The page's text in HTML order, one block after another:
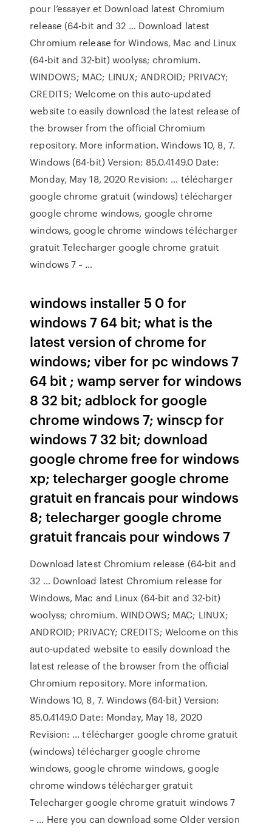
pour l’essayer et Download latest Chromium
release (64-bit and 32 … Download latest
Chromium release for Windows, Mac and Linux
(64-bit and 32-bit) woolyss; chromium.
WINDOWS; MAC; LINUX; ANDROID; PRIVACY;
CREDITS; Welcome on this auto-updated
website to easily download the latest release of
the browser from the official Chromium
repository. More information. Windows 10, 8, 7.
Windows (64-bit) Version: 85.0.4149.0 Date:
Monday, May 18, 2020 Revision: … télécharger
google chrome gratuit (windows) télécharger
google chrome windows, google chrome
windows, google chrome windows télécharger
gratuit Telecharger google chrome gratuit
windows 7 ~ …
windows installer 5 0 for
windows 7 64 bit; what is the
latest version of chrome for
windows; viber for pc windows 7
64 bit ; wamp server for windows
8 32 bit; adblock for google
chrome windows 7; winscp for
windows 7 32 bit; download
google chrome free for windows
xp; telecharger google chrome
gratuit en francais pour windows
8; telecharger google chrome
gratuit francais pour windows 7
Download latest Chromium release (64-bit and
32 … Download latest Chromium release for
Windows, Mac and Linux (64-bit and 32-bit)
woolyss; chromium. WINDOWS; MAC; LINUX;
ANDROID; PRIVACY; CREDITS; Welcome on this
auto-updated website to easily download the
latest release of the browser from the official
Chromium repository. More information.
Windows 10, 8, 7. Windows (64-bit) Version:
85.0.4149.0 Date: Monday, May 18, 2020
Revision: … télécharger google chrome gratuit
(windows) télécharger google chrome
windows, google chrome windows, google
chrome windows télécharger gratuit
Telecharger google chrome gratuit windows 7
~ … Here you can download some Older version